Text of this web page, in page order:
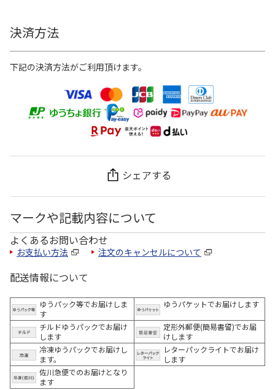
決済方法
下記の決済方法がご利用頂けます。
シェアする
マークや記載内容について
よくあるお問い合わせ
お支払い方法 注文のキャンセルについて
配送情報について
ゆうパック等でお届けしま
す
ゆうパケットでお届けします
チルドゆうパックでお届け
します
定形外郵便(簡易書留)でお届
けします
冷凍ゆうパックでお届けし
ます。
レターパックライトでお届け
します
佐川急便でのお届けとなり
ます